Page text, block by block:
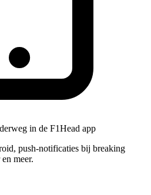
in de F1Head app
push-notificaties bij breaking
meer.